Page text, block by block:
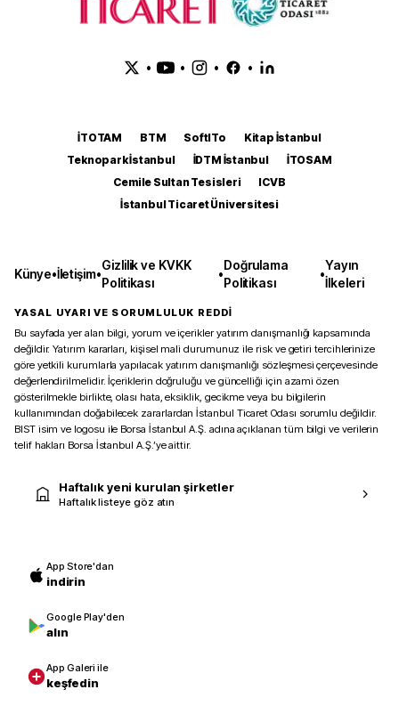
• • • •
İTOTAM BTM SoftITo
Kitap İstanbul
Teknopark İstanbul
İDTM İstanbul
İTOSAM
Cemile Sultan Tesisleri
ICVB
İstanbul Ticaret Üniversitesi
Künye•İletişim•
Gizlilik ve KVKK
Politikası
•
Doğrulama
Politikası
•
Yayın
İlkeleri
YASAL UYARI VE SORUMLULUK REDDİ
Bu sayfada yer alan bilgi, yorum ve içerikler yatırım danışmanlığı kapsamında
değildir. Yatırım kararları, kişisel mali durumunuz ile risk ve getiri tercihlerinize
göre yetkili kurumlarla yapılacak yatırım danışmanlığı sözleşmesi çerçevesinde
değerlendirilmelidir. İçeriklerin doğruluğu ve güncelliği için azami özen
gösterilmekle birlikte, olası hata, eksiklik, gecikme veya bu bilgilerin
kullanımından doğabilecek zararlardan İstanbul Ticaret Odası sorumlu değildir.
BIST isim ve logosu ile Borsa İstanbul A.Ş. adına açıklanan tüm bilgi ve verilerin
telif hakları Borsa İstanbul A.Ş.’ye aittir.
Haftalık yeni kurulan şirketler
Haftalık listeye göz atın
App Store'dan
indirin
Google Play'den
alın
App Galeri ile
keşfedin